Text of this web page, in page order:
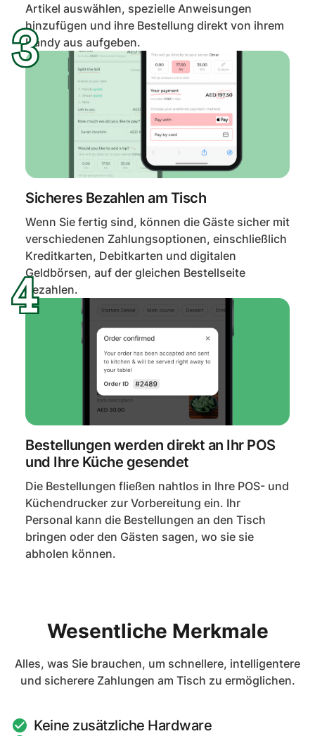
Artikel auswählen, spezielle Anweisungen
hinzufügen und ihre Bestellung direkt von ihrem
Handy aus aufgeben.
Sicheres Bezahlen am Tisch
Wenn Sie fertig sind, können die Gäste sicher mit
verschiedenen Zahlungsoptionen, einschließlich
Kreditkarten, Debitkarten und digitalen
Geldbörsen, auf der gleichen Bestellseite
bezahlen.
Bestellungen werden direkt an Ihr POS
und Ihre Küche gesendet
Die Bestellungen fließen nahtlos in Ihre POS- und
Küchendrucker zur Vorbereitung ein. Ihr
Personal kann die Bestellungen an den Tisch
bringen oder den Gästen sagen, wo sie sie
abholen können.
Wesentliche Merkmale
Alles, was Sie brauchen, um schnellere, intelligentere
und sicherere Zahlungen am Tisch zu ermöglichen.
Keine zusätzliche Hardware